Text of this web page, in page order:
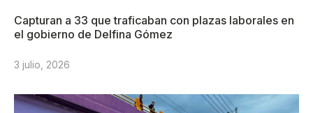
Capturan a 33 que traficaban con plazas laborales en
el gobierno de Delfina Gómez
3 julio, 2026